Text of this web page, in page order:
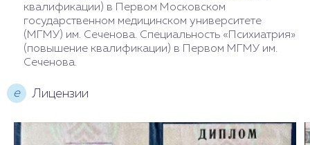
квалификации) в Первом Московском
государственном медицинском университете
(МГМУ) им. Сеченова. Специальность «Психиатрия»
(повышение квалификации) в Первом МГМУ им.
Сеченова.
е Лицензии